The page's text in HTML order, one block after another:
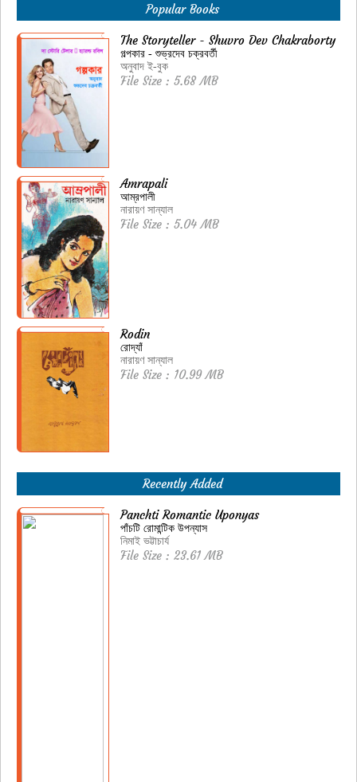
Popular Books
The Storyteller - Shuvro Dev Chakraborty
গল্পকার - শুভ্রদেব চক্রবর্তী
অনুবাদ ই-বুক
File Size : 5.68 MB
Amrapali
আম্রপালী
নারায়ণ সান্যাল
File Size : 5.04 MB
Rodin
রোদ্যাঁ
নারায়ণ সান্যাল
File Size : 10.99 MB
Recently Added
Panchti Romantic Uponyas
পাঁচটি রোমান্টিক উপন্যাস
নিমাই ভট্টাচার্য
File Size : 23.61 MB